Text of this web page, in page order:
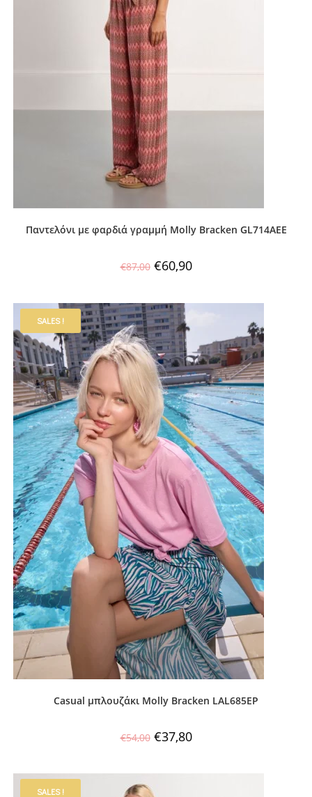
Παντελόνι με φαρδιά γραμμή Molly Bracken GL714AEE
€87,00 €60,90
SALES !
Casual μπλουζάκι Molly Bracken LAL685EP
€54,00 €37,80
SALES !